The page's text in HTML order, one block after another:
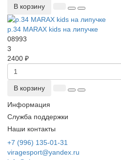
В корзину
р.34 MARAX kids на липучке
08993
3
2400 ₽
В корзину
Информация
Служба поддержки
Наши контакты
+7 (996) 135-01-31
viragesport@yandex.ru